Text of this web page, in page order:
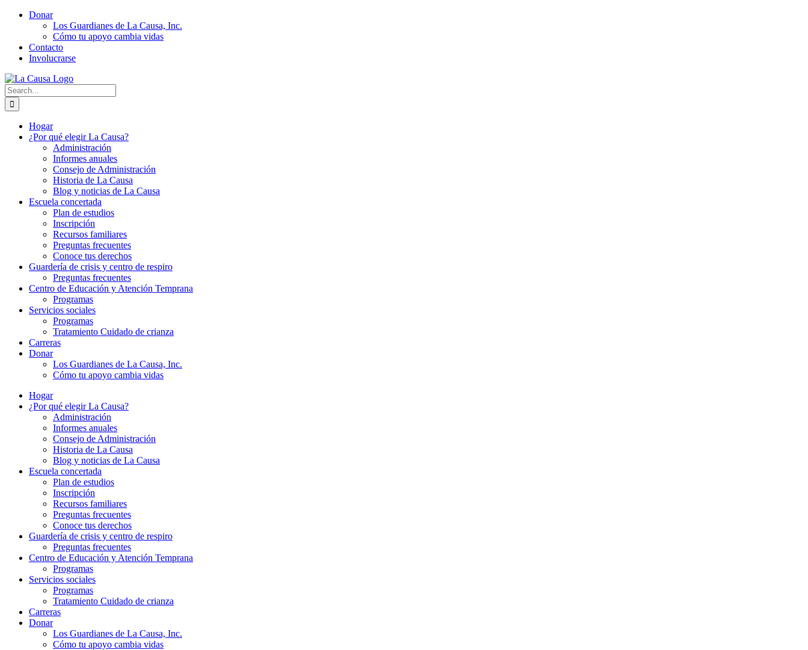
Skip
Donar
Los Guardianes de La Causa, Inc.
Cómo tu apoyo cambia vidas
Contacto
Involucrarse
Search
for:
Hogar
¿Por qué elegir La Causa?
Administración
Informes anuales
Consejo de Administración
Historia de La Causa
Blog y noticias de La Causa
Escuela concertada
Plan de estudios
Inscripción
Recursos familiares
Preguntas frecuentes
Conoce tus derechos
Guardería de crisis y centro de respiro
Preguntas frecuentes
Centro de Educación y Atención Temprana
Programas
Servicios sociales
Programas
Tratamiento Cuidado de crianza
Carreras
Donar
Los Guardianes de La Causa, Inc.
Cómo tu apoyo cambia vidas
Hogar
¿Por qué elegir La Causa?
Administración
Informes anuales
Consejo de Administración
Historia de La Causa
Blog y noticias de La Causa
Escuela concertada
Plan de estudios
Inscripción
Recursos familiares
Preguntas frecuentes
Conoce tus derechos
Guardería de crisis y centro de respiro
Preguntas frecuentes
Centro de Educación y Atención Temprana
Programas
Servicios sociales
Programas
Tratamiento Cuidado de crianza
Carreras
Donar
Los Guardianes de La Causa, Inc.
Cómo tu apoyo cambia vidas